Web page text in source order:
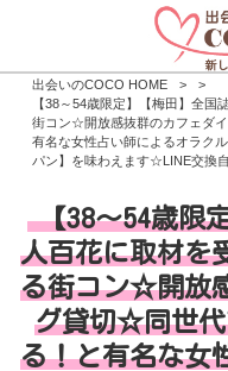
出会いのCOCO HOME >
>
【38～54歳限定】【梅田】全国
街コン☆開放感抜群のカフェダ
有名な女性占い師によるオラク
パン】を味わえます☆LINE交換
【38～54歳限
人百花に取材を
る街コン☆開放
グ貸切☆同世
る！と有名な女